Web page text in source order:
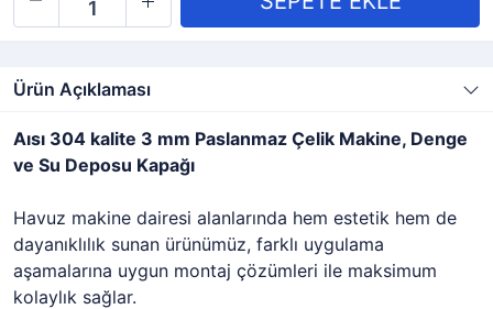
Ürün Açıklaması
Aısı 304 kalite 3 mm Paslanmaz Çelik Makine, Denge
ve Su Deposu Kapağı
Havuz makine dairesi alanlarında hem estetik hem de
dayanıklılık sunan ürünümüz, farklı uygulama
aşamalarına uygun montaj çözümleri ile maksimum
kolaylık sağlar.